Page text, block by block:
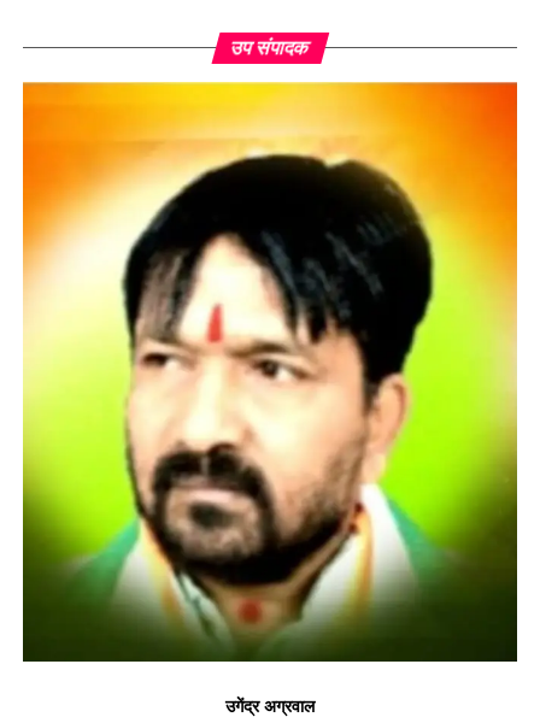
उप संपादक
उगेंद्र अग्रवाल